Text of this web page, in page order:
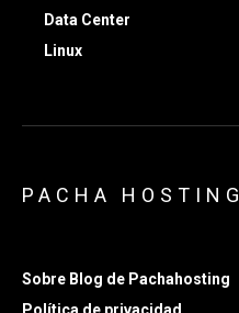
Data Center
Linux
PACHA HOSTING
Sobre Blog de Pachahosting
Política de privacidad